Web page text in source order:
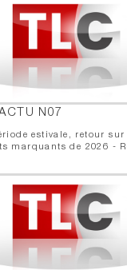
N07
estivale, retour sur
marquants de 2026 -